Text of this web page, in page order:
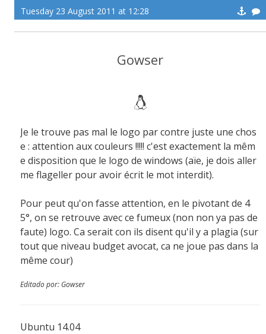
Tuesday 23 August 2011 at 12:28
Gowser
Je le trouve pas mal le logo par contre juste une chos
e : attention aux couleurs !!!!! c'est exactement la mêm
e disposition que le logo de windows (aïe, je dois aller
me flageller pour avoir écrit le mot interdit).
Pour peut qu'on fasse attention, en le pivotant de 4
5°, on se retrouve avec ce fumeux (non non ya pas de
faute) logo. Ca serait con ils disent qu'il y a plagia (sur
tout que niveau budget avocat, ca ne joue pas dans la
même cour)
Editado por: Gowser
Ubuntu 14.04